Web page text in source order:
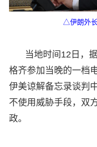
△伊朗外长
当地时间12日，
格齐参加当晚的一档
伊美谅解备忘录谈判
不使用威胁手段，双
政。